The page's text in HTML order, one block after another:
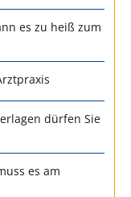
es zu heiß zum
dürfen Sie
es am